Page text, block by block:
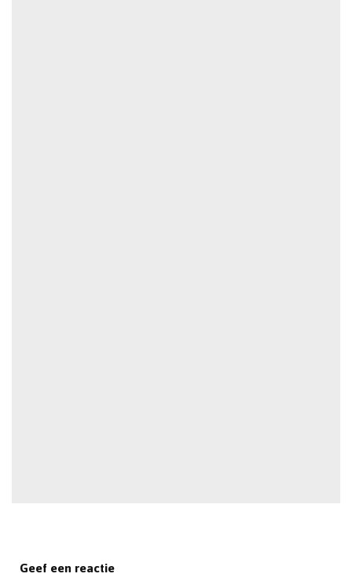
Geef een reactie